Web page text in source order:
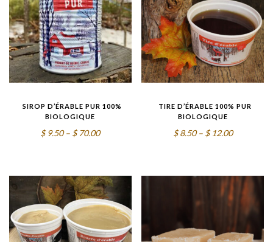
1.00
SIROP D’ÉRABLE PUR 100%
BIOLOGIQUE
$ 9.50 – $ 70.00Price
through
$70.00
TIRE D’ÉRABLE 100% PUR
BIOLOGIQUE
$ 8.50 – $ 12.00Price
through
$12.00
1.00